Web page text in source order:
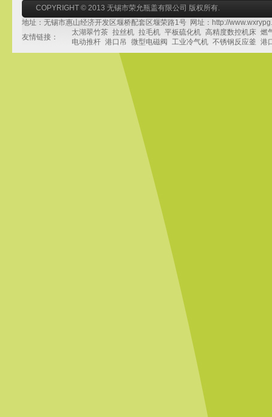
COPYRIGHT © 2013 无锡市荣允瓶盖有限公司 版权所有.
地址：无锡市惠山经济开发区堰桥配套区堰荣路1号 网址：http://
友情链接：
太湖翠竹茶 拉丝机 拉毛机 平板硫化机 高精度数控机床 燃
电动推杆 港口吊 微型电磁阀 工业冷气机 不锈钢反应釜 港